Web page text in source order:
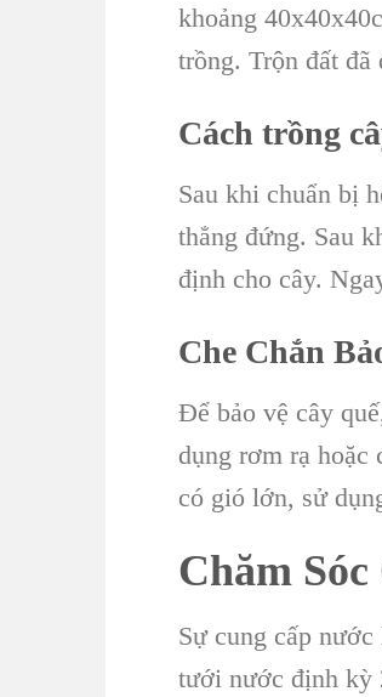
khoảng
trồng. Trộn đất
Cách trồng
Sau khi chuẩn bị
thẳng đứng. Sau
định cho cây.
Che Chắn
Để bảo vệ cây
dụng rơm rạ
có gió lớn, sử
Chăm
Sự cung cấp
tưới nước định kỳ